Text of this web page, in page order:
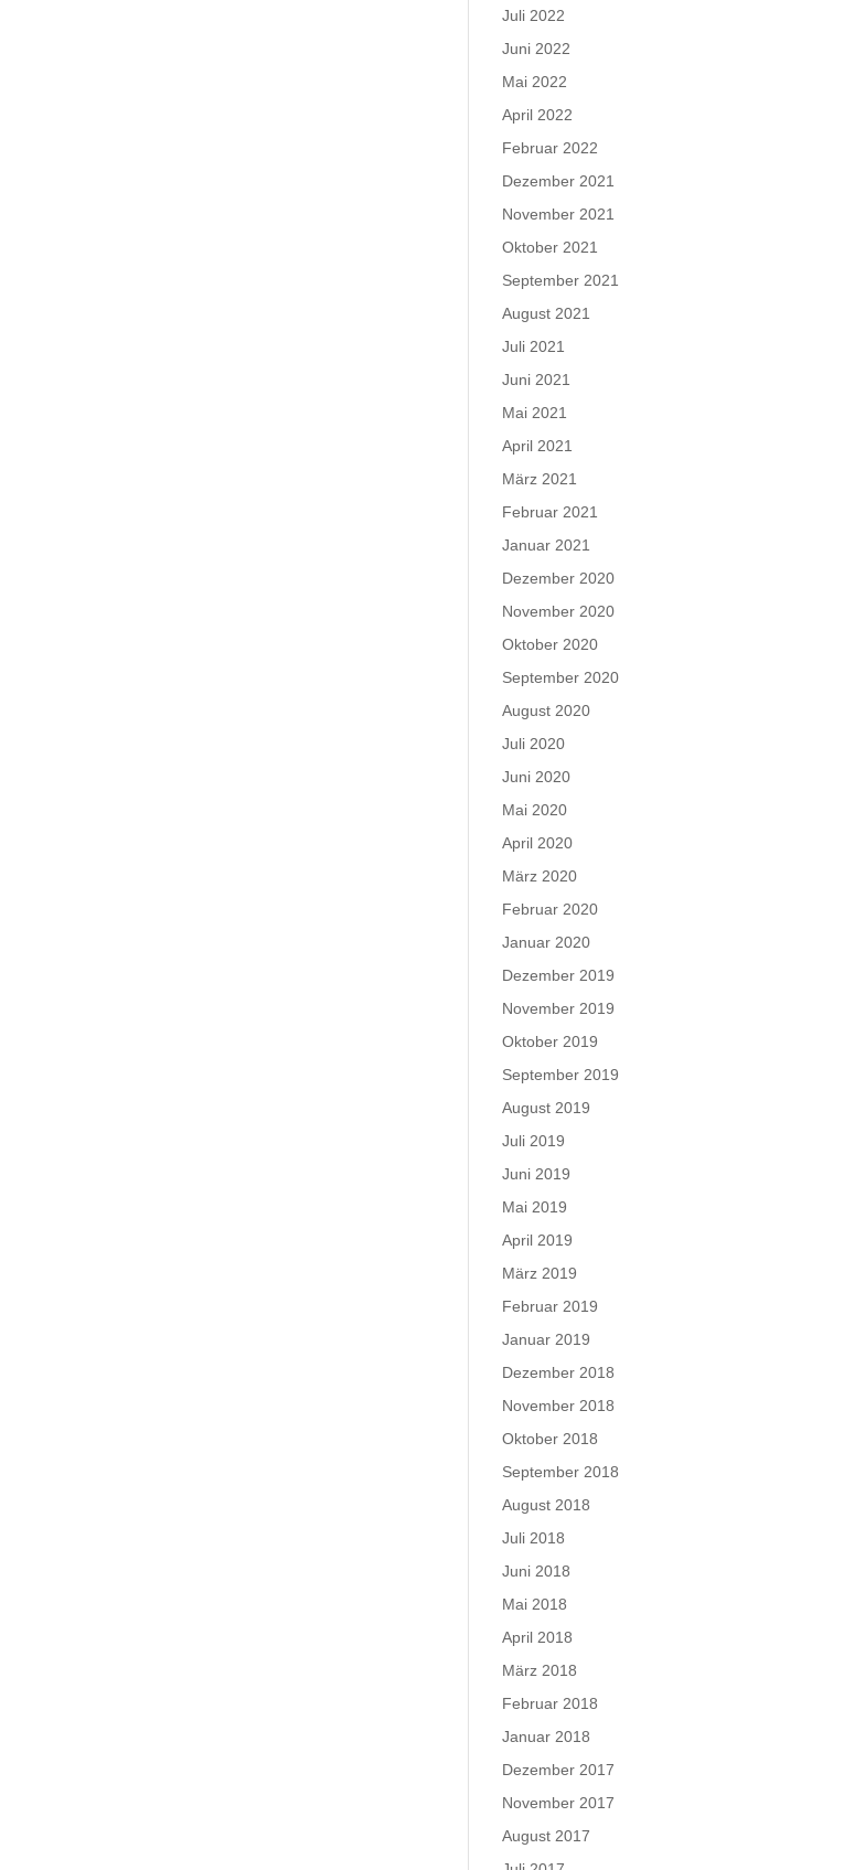
Juli 2022
Juni 2022
Mai 2022
April 2022
Februar 2022
Dezember 2021
November 2021
Oktober 2021
September 2021
August 2021
Juli 2021
Juni 2021
Mai 2021
April 2021
März 2021
Februar 2021
Januar 2021
Dezember 2020
November 2020
Oktober 2020
September 2020
August 2020
Juli 2020
Juni 2020
Mai 2020
April 2020
März 2020
Februar 2020
Januar 2020
Dezember 2019
November 2019
Oktober 2019
September 2019
August 2019
Juli 2019
Juni 2019
Mai 2019
April 2019
März 2019
Februar 2019
Januar 2019
Dezember 2018
November 2018
Oktober 2018
September 2018
August 2018
Juli 2018
Juni 2018
Mai 2018
April 2018
März 2018
Februar 2018
Januar 2018
Dezember 2017
November 2017
August 2017